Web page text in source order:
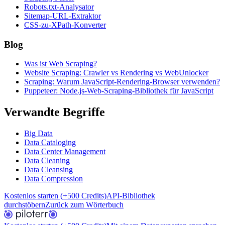
Robots.txt-Analysator
Sitemap-URL-Extraktor
CSS-zu-XPath-Konverter
Blog
Was ist Web Scraping?
Website Scraping: Crawler vs Rendering vs WebUnlocker
Scraping: Warum JavaScript-Rendering-Browser verwenden?
Puppeteer: Node.js-Web-Scraping-Bibliothek für JavaScript
Verwandte Begriffe
Big Data
Data Cataloging
Data Center Management
Data Cleaning
Data Cleansing
Data Compression
Kostenlos starten (+500 Credits)API-Bibliothek
durchstöbernZurück zum Wörterbuch